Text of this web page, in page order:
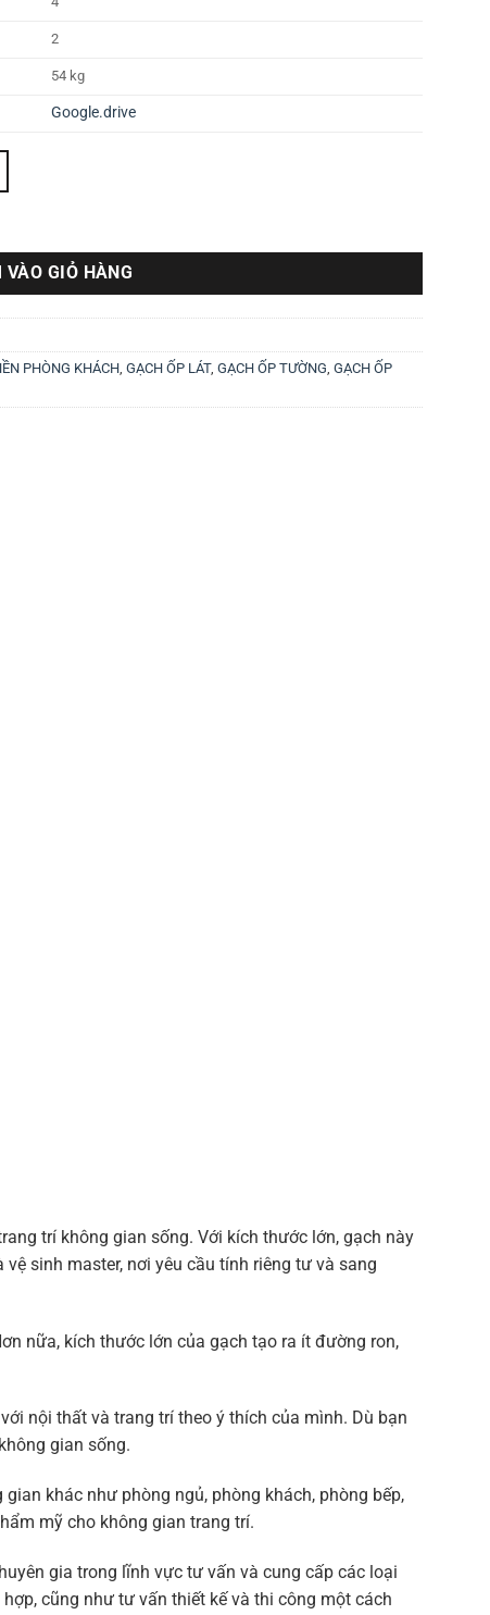
2
54 kg
Google.drive
VÀO GIỎ HÀNG
PHÒNG KHÁCH, GẠCH ỐP LÁT, GẠCH ỐP TƯỜNG, GẠCH ỐP
trí không gian sống. Với kích thước lớn, gạch này
sinh master, nơi yêu cầu tính riêng tư và sang
nữa, kích thước lớn của gạch tạo ra ít đường ron,
nội thất và trang trí theo ý thích của mình. Dù bạn
gian sống.
khác như phòng ngủ, phòng khách, phòng bếp,
mỹ cho không gian trang trí.
gia trong lĩnh vực tư vấn và cung cấp các loại
cũng như tư vấn thiết kế và thi công một cách